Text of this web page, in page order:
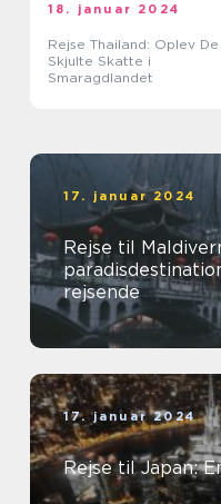
18. januar 2024
Rejse Thailand: Oplev De
Skjulte Skatte i
Smaragdlandet
17. januar 2024
Rejse til
rejsende
17. januar 2024
Rejse til Japan: